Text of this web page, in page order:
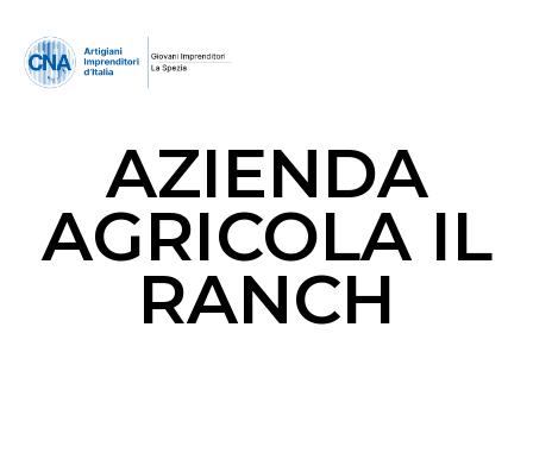
AZIENDA
AGRICOLA IL
RANCH